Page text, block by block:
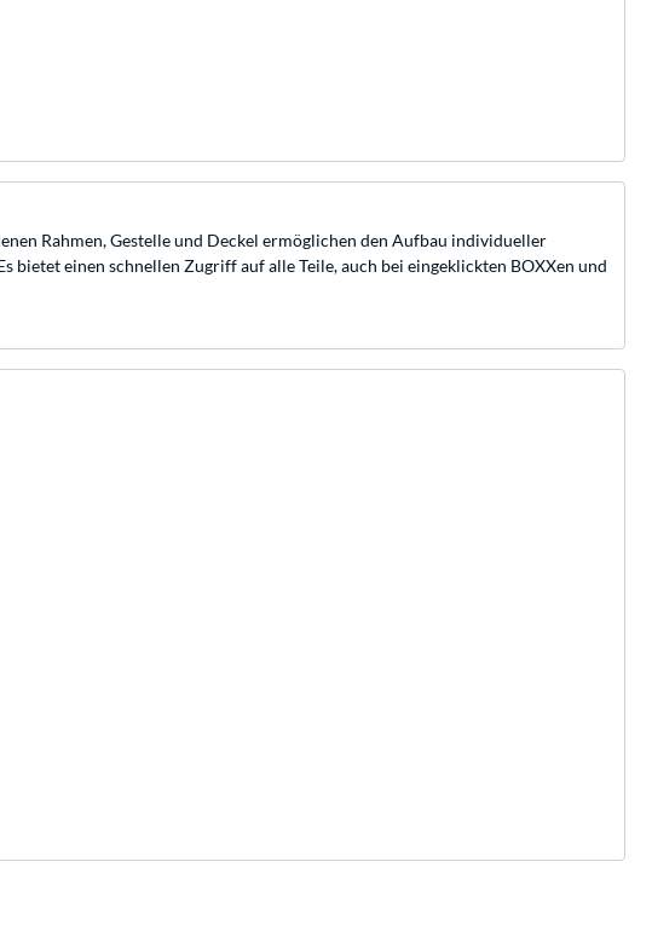
Rahmen, Gestelle und Deckel ermöglichen den Aufbau individueller
bietet einen schnellen Zugriff auf alle Teile, auch bei eingeklickten BOXXen und